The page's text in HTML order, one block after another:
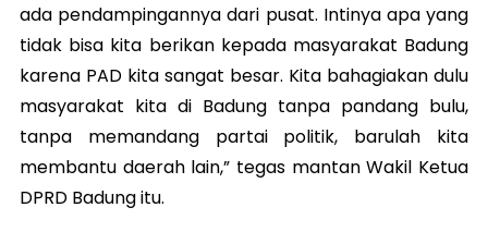
ada pendampingannya dari pusat. Intinya apa yang
tidak bisa kita berikan kepada masyarakat Badung
karena PAD kita sangat besar. Kita bahagiakan dulu
masyarakat kita di Badung tanpa pandang bulu,
tanpa memandang partai politik, barulah kita
membantu daerah lain,” tegas mantan Wakil Ketua
DPRD Badung itu.